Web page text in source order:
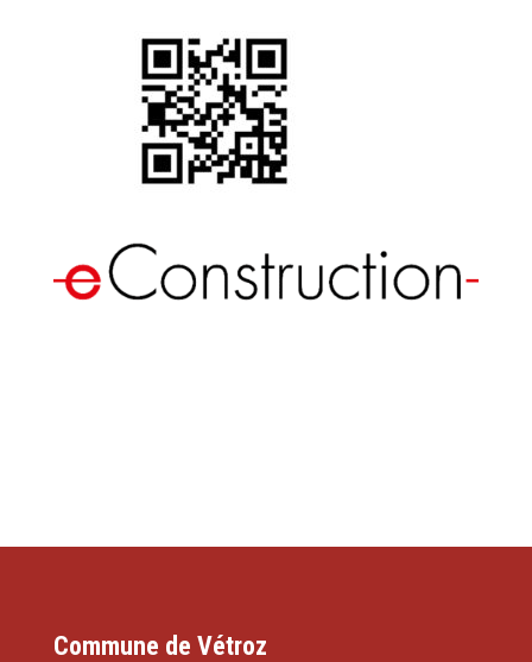
Commune de Vétroz